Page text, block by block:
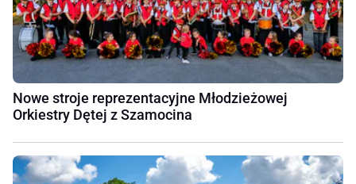
Nowe stroje reprezentacyjne Młodzieżowej
Orkiestry Dętej z Szamocina